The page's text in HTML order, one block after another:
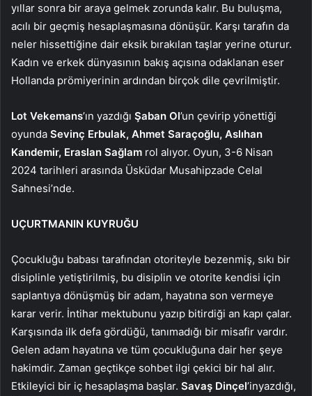
yıllar sonra bir araya gelmek zorunda kalır. Bu buluşma,
acılı bir geçmiş hesaplaşmasına dönüşür. Karşı tarafın da
neler hissettiğine dair eksik bırakılan taşlar yerine oturur.
Kadın ve erkek dünyasının bakış açısına odaklanan eser
Hollanda prömiyerinin ardından birçok dile çevrilmiştir.
Lot Vekemans’ın yazdığı Şaban Ol’un çevirip yönettiği
oyunda Sevinç Erbulak, Ahmet Saraçoğlu, Aslıhan
Kandemir, Eraslan Sağlam rol alıyor. Oyun, 3-6 Nisan
2024 tarihleri arasında Üsküdar Musahipzade Celal
Sahnesi’nde.
UÇURTMANIN KUYRUĞU
Çocukluğu babası tarafından otoriteyle bezenmiş, sıkı bir
disiplinle yetiştirilmiş, bu disiplin ve otorite kendisi için
saplantıya dönüşmüş bir adam, hayatına son vermeye
karar verir. İntihar mektubunu yazıp bitirdiği an kapı çalar.
Karşısında ilk defa gördüğü, tanımadığı bir misafir vardır.
Gelen adam hayatına ve tüm çocukluğuna dair her şeye
hakimdir. Zaman geçtikçe sohbet ilgi çekici bir hal alır.
Etkileyici bir iç hesaplaşma başlar. Savaş Dinçel’inyazdığı,